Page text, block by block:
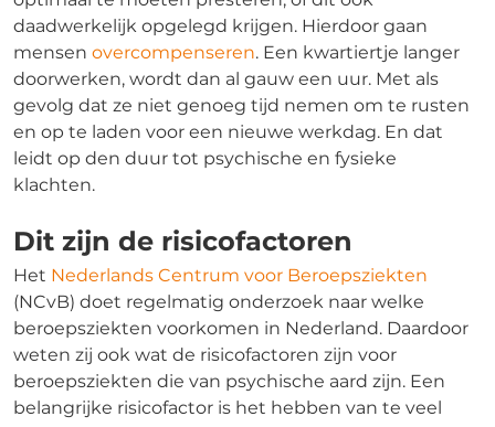
daadwerkelijk opgelegd krijgen. Hierdoor gaan
mensen overcompenseren. Een kwartiertje langer
doorwerken, wordt dan al gauw een uur. Met als
gevolg dat ze niet genoeg tijd nemen om te rusten
en op te laden voor een nieuwe werkdag. En dat
leidt op den duur tot psychische en fysieke
klachten.
Dit zijn de risicofactoren
Het Nederlands Centrum voor Beroepsziekten
(NCvB) doet regelmatig onderzoek naar welke
beroepsziekten voorkomen in Nederland. Daardoor
weten zij ook wat de risicofactoren zijn voor
beroepsziekten die van psychische aard zijn. Een
belangrijke risicofactor is het hebben van te veel